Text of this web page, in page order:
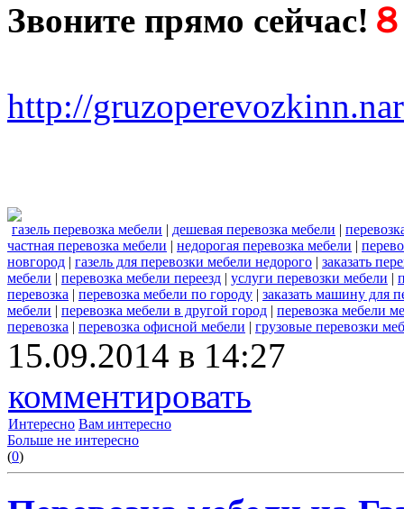
Звоните прямо сейчас!
http://
газель перевозка мебели | дешевая перевозка мебели |
частная перевозка мебели | недорогая перевозка мебели |
новгород | газель для перевозки мебели недорого | заказать
мебели | перевозка мебели переезд | услуги перевозки мебели |
перевозка | перевозка мебели по городу | заказать машину для
мебели | перевозка мебели в другой город | перевозка мебели
перевозка | перевозка офисной мебели | грузовые перевозки
15.09.2014 в 14:27
комментировать
Интересно Вам интересно
Больше не интересно
(0)